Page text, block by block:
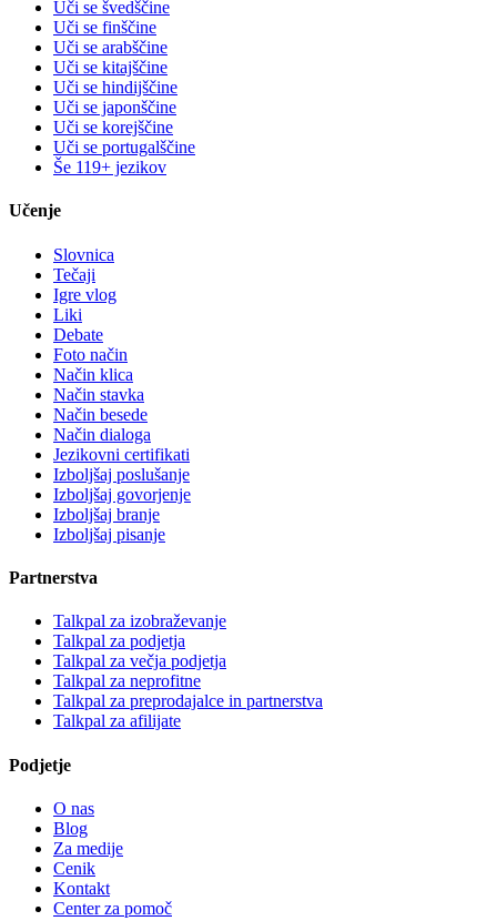
Uči se švedščine
Uči se finščine
Uči se arabščine
Uči se kitajščine
Uči se hindijščine
Uči se japonščine
Uči se korejščine
Uči se portugalščine
Še 119+ jezikov
Učenje
Slovnica
Tečaji
Igre vlog
Liki
Debate
Foto način
Način klica
Način stavka
Način besede
Način dialoga
Jezikovni certifikati
Izboljšaj poslušanje
Izboljšaj govorjenje
Izboljšaj branje
Izboljšaj pisanje
Partnerstva
Talkpal za izobraževanje
Talkpal za podjetja
Talkpal za večja podjetja
Talkpal za neprofitne
Talkpal za preprodajalce in partnerstva
Talkpal za afilijate
Podjetje
O nas
Blog
Za medije
Cenik
Kontakt
Center za pomoč